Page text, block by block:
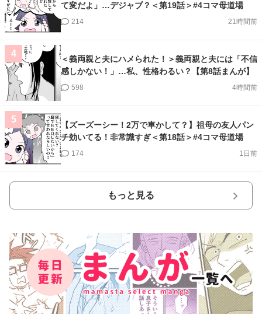
て変だよ」…デジャブ？＜第19話＞#4コマ母道場
21時間前
214
4
＜義両親と夫にハメられた！＞義両親と夫には「不信
感しかない！」…私、性格わるい？【第8話まんが】
4時間前
598
5
【ズーズーシー！2万で車かして？】祖母の友人パン
チ効いてる！非常識すぎ＜第18話＞#4コマ母道場
1日前
174
もっと見る